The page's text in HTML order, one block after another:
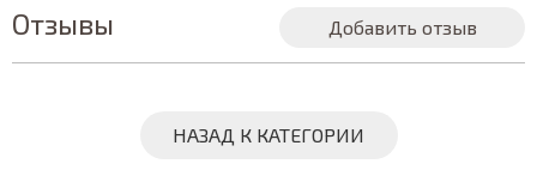
Отзывы Добавить отзыв
НАЗАД К КАТЕГОРИИ